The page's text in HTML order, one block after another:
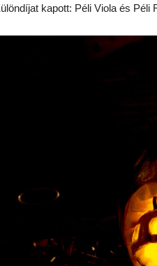
kapott: Péli Viola és Péli